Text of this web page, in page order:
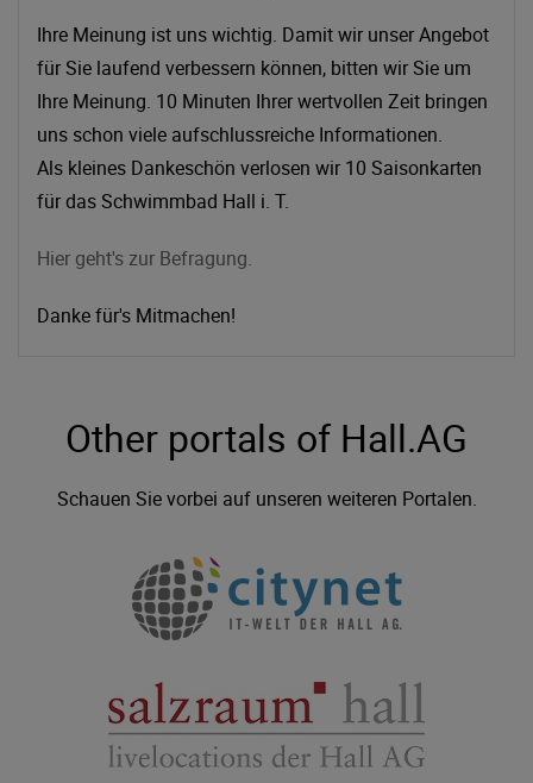
Ihre Meinung ist uns wichtig. Damit wir unser Angebot
für Sie laufend verbessern können, bitten wir Sie um
Ihre Meinung. 10 Minuten Ihrer wertvollen Zeit bringen
uns schon viele aufschlussreiche Informationen.
Als kleines Dankeschön verlosen wir 10 Saisonkarten
für das Schwimmbad Hall i. T.
Hier geht's zur Befragung.
Danke für's Mitmachen!
Other portals of Hall.AG
Schauen Sie vorbei auf unseren weiteren Portalen.